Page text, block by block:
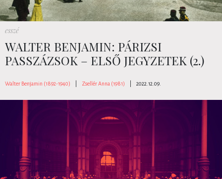
esszé
WALTER BENJAMIN: PÁRIZSI
PASSZÁZSOK – ELSŐ JEGYZETEK (2.)
Walter Benjamin (1892-1940) Zsellér Anna (1981) 2022.12.09.